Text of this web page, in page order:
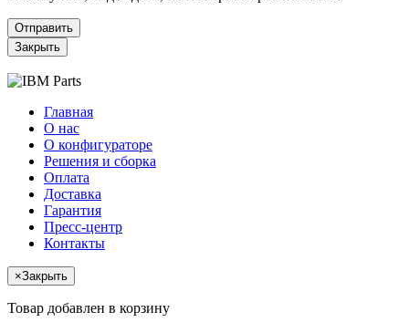
Отправить
Закрыть
Главная
О нас
О конфигураторе
Решения и сборка
Оплата
Доставка
Гарантия
Пресс-центр
Контакты
×Закрыть
Товар добавлен в корзину